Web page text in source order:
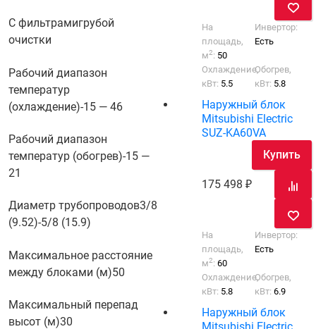
С фильтрамигрубой
очистки
Рабочий диапазон
температур
(охлаждение)-15 — 46
Рабочий диапазон
температур (обогрев)-15 —
21
Диаметр трубопроводов3/8
(9.52)-5/8 (15.9)
Максимальное расстояние
между блоками (м)50
Максимальный перепад
высот (м)30
На
площадь,
м2: 50
Инвертор:
Есть
Охлаждение,
кВт: 5.5
Обогрев,
кВт: 5.8
Наружный блок
Mitsubishi Electric
SUZ-KA60VA
175 498
Купить
На
площадь,
м2:60
Инвертор:
Есть
Охлаждение,
кВт: 5.8
Обогрев,
кВт:6.9
Наружный блок